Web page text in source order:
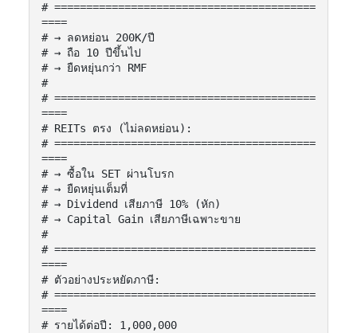
# =========================================
====
# → ลดหย่อน 200K/ปี
# → ถือ 10 ปีขึ้นไป
# → ยืดหยุ่นกว่า RMF
#
# =========================================
====
# REITs ตรง (ไม่ลดหย่อน):
# =========================================
====
# → ซื้อใน SET ผ่านโบรก
# → ยืดหยุ่นเต็มที่
# → Dividend เสียภาษี 10% (หัก)
# → Capital Gain เสียภาษีเฉพาะขาย
#
# =========================================
====
# ตัวอย่างประหยัดภาษี:
# =========================================
====
# รายได้ต่อปี: 1,000,000